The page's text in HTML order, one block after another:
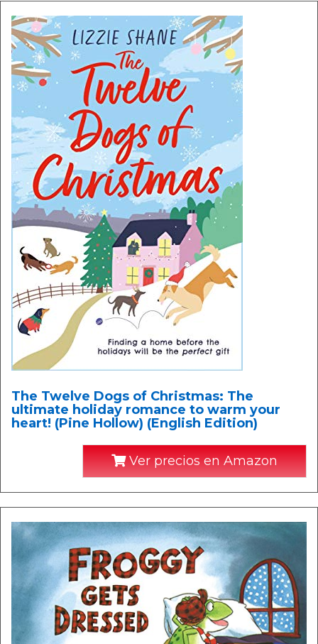
The Twelve Dogs of Christmas: The
ultimate holiday romance to warm your
heart! (Pine Hollow) (English Edition)
Ver precios en Amazon